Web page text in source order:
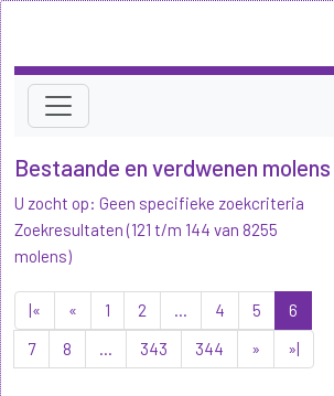
Bestaande en verdwenen molens
U zocht op: Geen specifieke zoekcriteria
Zoekresultaten (121 t/m 144 van 8255
molens)
|« « 1 2 ... 4 5
6
7
8 ... 343 344 » »|